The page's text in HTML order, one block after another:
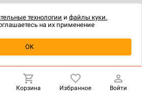
Купить
Корзина Избранное Войти
технологии и файлы куки.
на их применение
OK